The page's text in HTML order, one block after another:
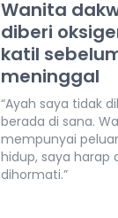
Wanita
diberi
katil
meninggal
“Ayah saya tidak
berada di sana.
mempunyai
hidup, saya harap
dihormati.”